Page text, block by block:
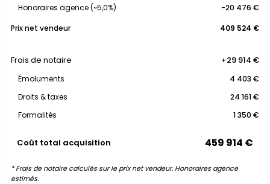
Honoraires agence (~5,0%)
-20 476 €
Prix net vendeur
409 524 €
Frais de notaire +29 914 €
Émoluments
4 403 €
Droits & taxes
24 161 €
Formalités
1 350 €
Coût total acquisition 459 914 €
* Frais de notaire calculés sur le prix net vendeur. Honoraires agence
estimés.